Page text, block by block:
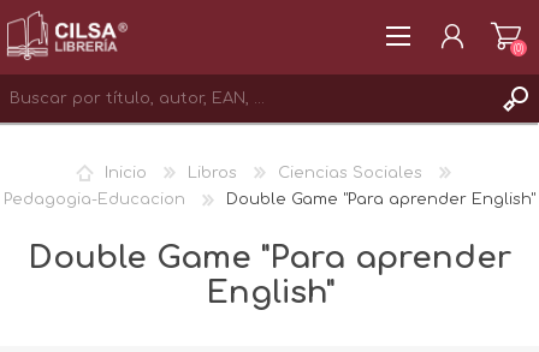
INICIAR SESIÓN
(0)
Inicio Libros
Ciencias Sociales
Pedagogia-Educacion
Double Game "Para aprender English"
Double Game "Para aprender
English"